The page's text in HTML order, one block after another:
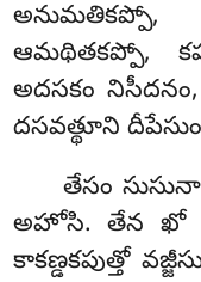
అనుమతికప్పో,
ఆమథితకప్పో,
అదసకం
దసవత్థూని
తేసం
అహోసి. తేన ఖో
కాకణ్డకపుత్తో